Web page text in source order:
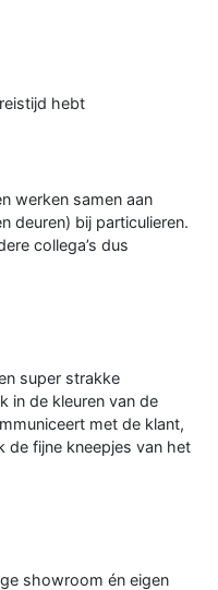
hebt
werken samen aan
deuren) bij particulieren.
collega’s dus
super strakke
in de kleuren van de
met de klant,
de fijne kneepjes van het
showroom én eigen